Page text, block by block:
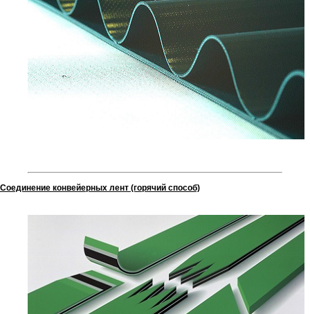
Соединение конвейерных лент (горячий способ)